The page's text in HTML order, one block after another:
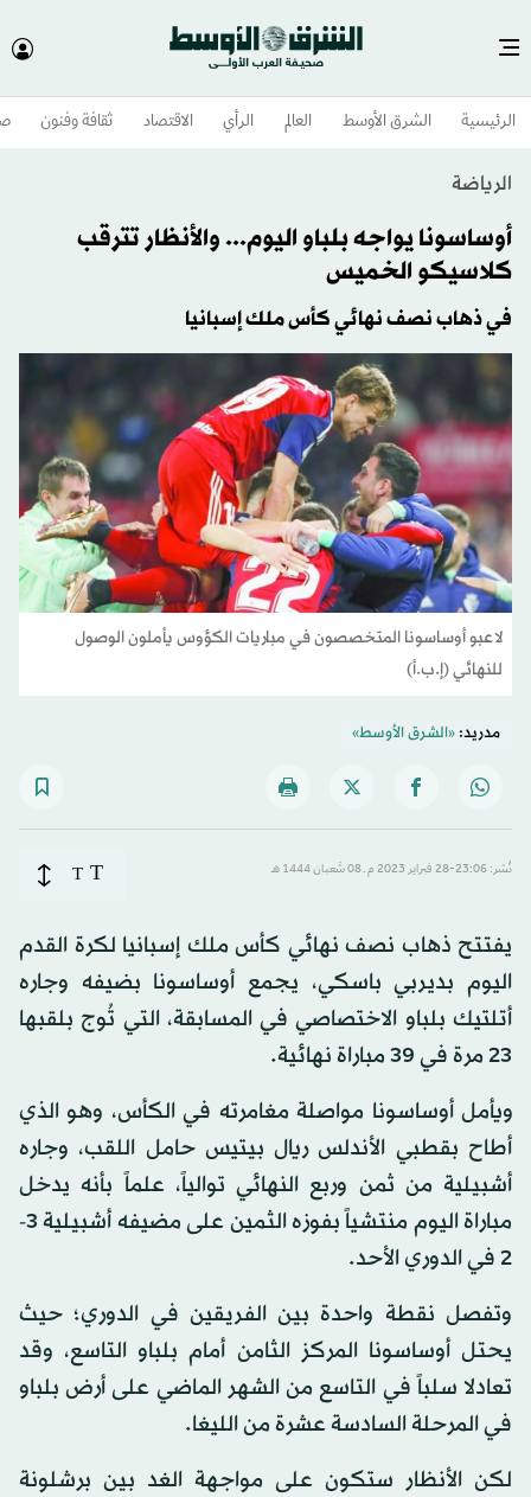
الرئيسية الشرق الأوسط​ العالم الرأي الاقتصاد ثقافة وفنون
الرياضة
أوساسونا يواجه بلباو اليوم... والأنظار تترقب
كلاسيكو الخميس
في ذهاب نصف نهائي كأس ملك إسبانيا
لاعبو أوساسونا المتخصصون في مباريات الكؤوس يأملون الوصول
للنهائي (إ.ب.أ)
مدريد:«الشرق الأوسط»
نُشر: 23:06-28 فبراير 2023 م ـ 08 شَعبان 1444 هـ T
T
يفتتح ذهاب نصف نهائي كأس ملك إسبانيا لكرة القدم
اليوم بديربي باسكي، يجمع أوساسونا بضيفه وجاره
أتلتيك بلباو الاختصاصي في المسابقة، التي تُوج بلقبها
23 مرة في 39 مباراة نهائية.
ويأمل أوساسونا مواصلة مغامرته في الكأس، وهو الذي
أطاح بقطبي الأندلس ريال بيتيس حامل اللقب، وجاره
أشبيلية من ثمن وربع النهائي توالياً، علماً بأنه يدخل
مباراة اليوم منتشياً بفوزه الثمين على مضيفه أشبيلية 3-
2 في الدوري الأحد.
وتفصل نقطة واحدة بين الفريقين في الدوري؛ حيث
يحتل أوساسونا المركز الثامن أمام بلباو التاسع، وقد
تعادلا سلباً في التاسع من الشهر الماضي على أرض بلباو
في المرحلة السادسة عشرة من الليغا.
لكن الأنظار ستكون على مواجهة الغد بين برشلونة